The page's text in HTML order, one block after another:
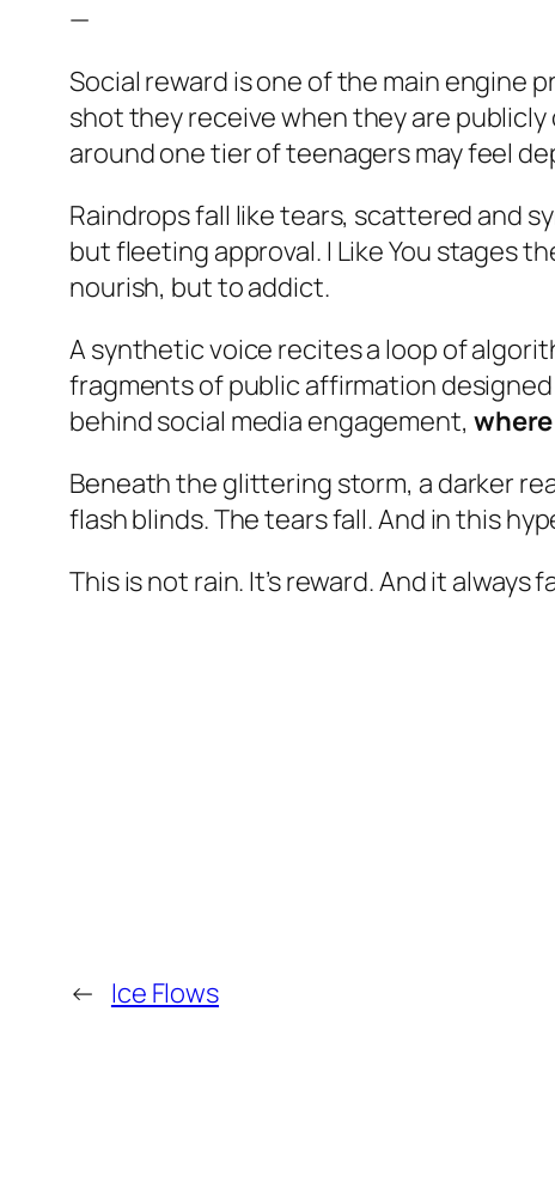
—
Social reward is one of the main engine
shot they receive when they are
around one tier of teenagers may feel
Raindrops fall like tears, scattered and
but fleeting approval. I Like You stages
nourish, but to addict.
A synthetic voice recites a loop of
fragments of public affirmation
behind social media engagement,
Beneath the glittering storm, a darker
flash blinds. The tears fall. And in this
This is not rain. It’s reward. And it always
← Ice Flows